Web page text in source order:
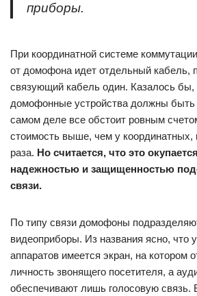
приборы.
При координатной системе
от домофона идет отдельный кабель,
связующий кабель один. Казалось
домофонные устройства должны
самом деле все обстоит ровным
стоимость выше, чем у координатных,
раза. Но считается, что это
надежностью и защищенностью
связи.
По типу связи домофоны
видеоприборы. Из названия ясно, что
аппаратов имеется экран, на котором
личность звонящего посетителя, а
обеспечивают лишь голосовую связь.